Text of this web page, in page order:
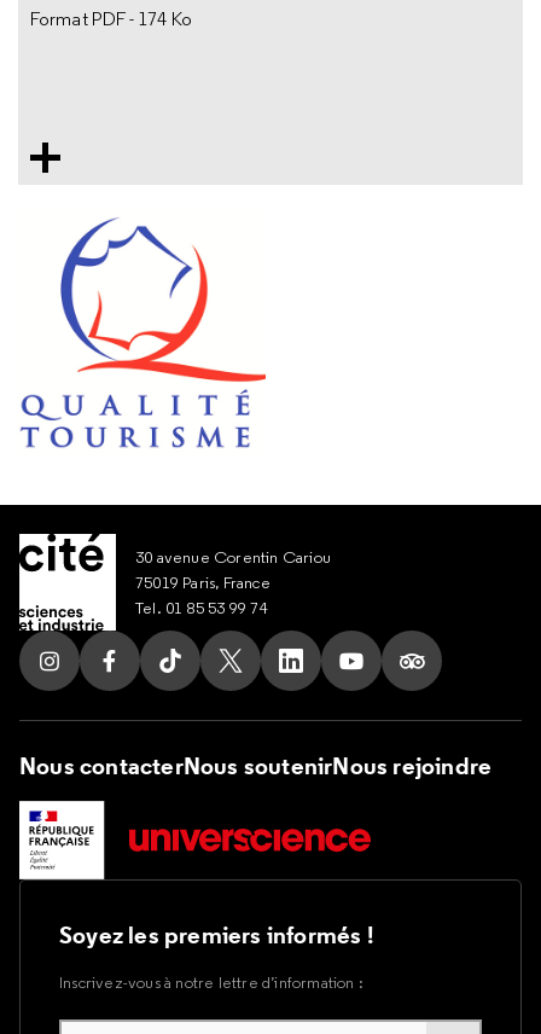
Format PDF - 174 Ko
30 avenue Corentin Cariou
75019 Paris, France
Tel. 01 85 53 99 74
Suivez nous sur Instagram
Suivez nous sur Facebook
Suivez nous sur Tik Tok
Suivez nous sur X
Suivez nous sur LinkedIn
Suivez nous sur
Suivez nous
Nous contacterNous soutenirNous rejoindre
Soyez les premiers informés !
Inscrivez-vous à notre lettre d’information :